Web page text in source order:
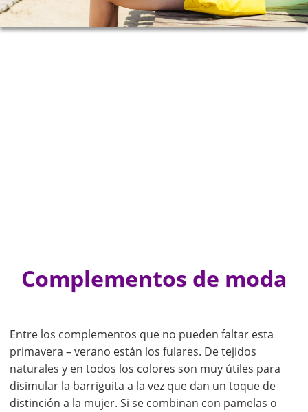
Complementos de moda
Entre los complementos que no pueden faltar esta
primavera – verano están los fulares. De tejidos
naturales y en todos los colores son muy útiles para
disimular la barriguita a la vez que dan un toque de
distinción a la mujer. Si se combinan con pamelas o